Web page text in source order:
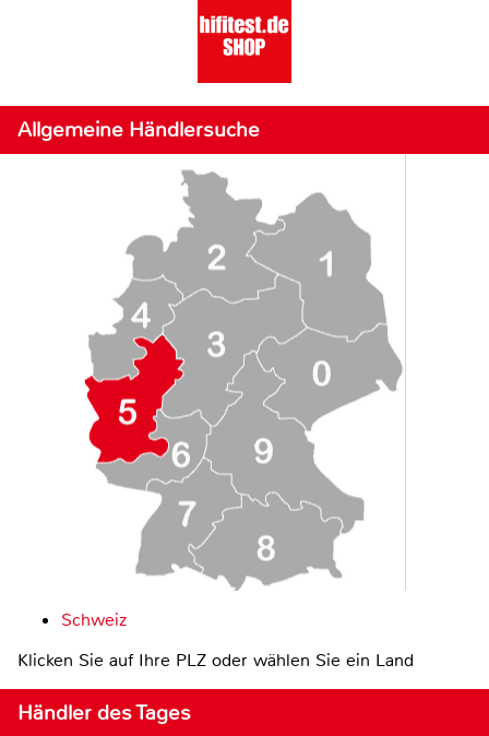
Allgemeine Händlersuche
Schweiz
Klicken Sie auf Ihre PLZ oder wählen Sie ein Land
Händler des Tages